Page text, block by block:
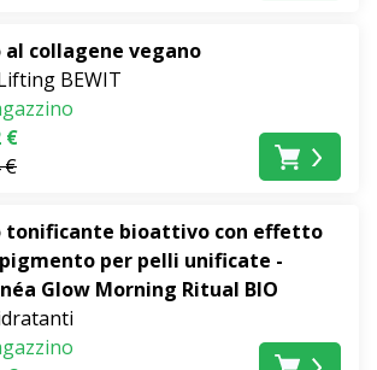
al collagene vegano
BEWIT
€
€
tonificante bioattivo con effetto
per pelli unificate -
Glow Morning Ritual BIO